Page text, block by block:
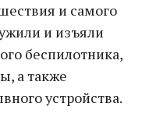
и самого
и изъяли
беспилотника,
а также
устройства.